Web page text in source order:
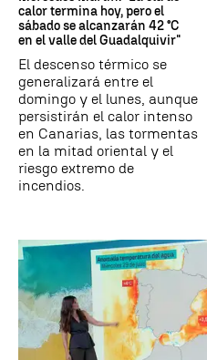
calor termina hoy, pero el
sábado se alcanzarán 42 °C
en el valle del Guadalquivir"
El descenso térmico se
generalizará entre el
domingo y el lunes, aunque
persistirán el calor intenso
en Canarias, las tormentas
en la mitad oriental y el
riesgo extremo de
incendios.